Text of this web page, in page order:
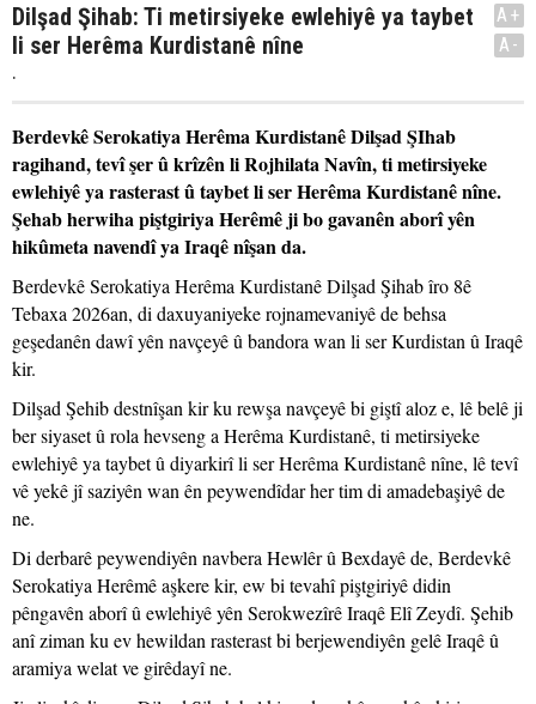
Dilşad Şihab: Ti metirsiyeke ewlehiyê ya taybet
li ser Herêma Kurdistanê nîne
.
A+
A-
Berdevkê Serokatiya Herêma Kurdistanê Dilşad ŞIhab
ragihand, tevî şer û krîzên li Rojhilata Navîn, ti metirsiyeke
ewlehiyê ya rasterast û taybet li ser Herêma Kurdistanê nîne.
Şehab herwiha piştgiriya Herêmê ji bo gavanên aborî yên
hikûmeta navendî ya Iraqê nîşan da.
Berdevkê Serokatiya Herêma Kurdistanê Dilşad Şihab îro 8ê
Tebaxa 2026an, di daxuyaniyeke rojnamevaniyê de behsa
geşedanên dawî yên navçeyê û bandora wan li ser Kurdistan û Iraqê
kir.
Dilşad Şehib destnîşan kir ku rewşa navçeyê bi giştî aloz e, lê belê ji
ber siyaset û rola hevseng a Herêma Kurdistanê, ti metirsiyeke
ewlehiyê ya taybet û diyarkirî li ser Herêma Kurdistanê nîne, lê tevî
vê yekê jî saziyên wan ên peywendîdar her tim di amadebaşiyê de
ne.
Di derbarê peywendiyên navbera Hewlêr û Bexdayê de, Berdevkê
Serokatiya Herêmê aşkere kir, ew bi tevahî piştgiriyê didin
pêngavên aborî û ewlehiyê yên Serokwezîrê Iraqê Elî Zeydî. Şehib
anî ziman ku ev hewildan rasterast bi berjewendiyên gelê Iraqê û
aramiya welat ve girêdayî ne.